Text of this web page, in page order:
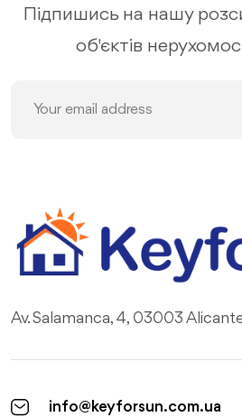
Підпишись на нашу
об'єктів
Av. Salamanca, 4, 03003
info@keyforsun.com.ua